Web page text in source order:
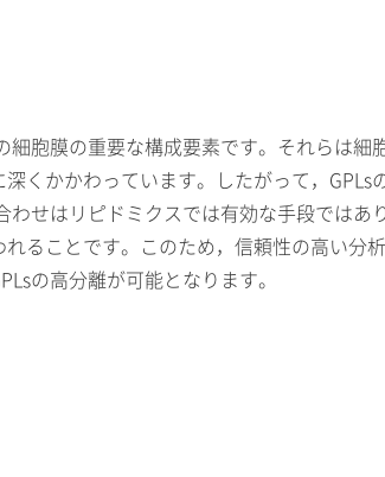
胞膜の重要な構成要素です。それらは
くかかわっています。したがって，
せはリピドミクスでは有効な手段では
ることです。このため，信頼性の高い分
の高分離が可能となります。